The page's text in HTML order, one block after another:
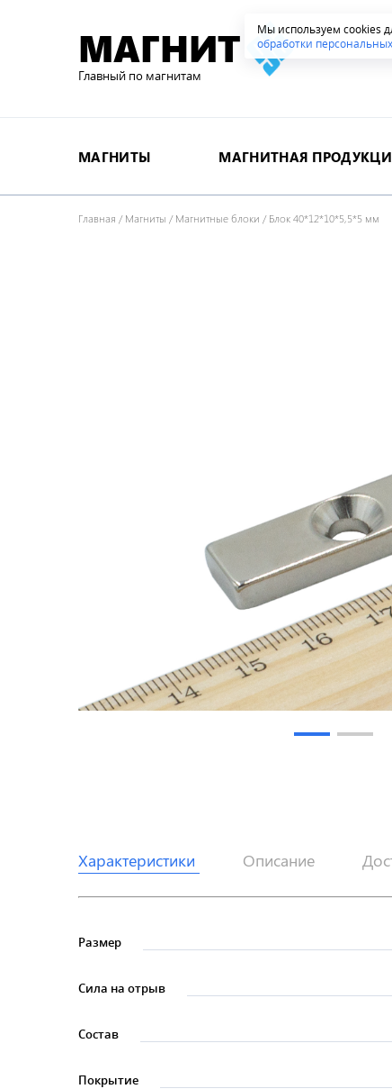
Мы используем cookies
обработки
МАГНИТ
Главный по магнитам
МАГНИТЫ МАГНИТНАЯ
Главная /Магниты /Магнитные блоки /Блок 40*12*10*5,5*5 мм
Характеристики Описание
Размер
Сила на отрыв
Состав
Покрытие